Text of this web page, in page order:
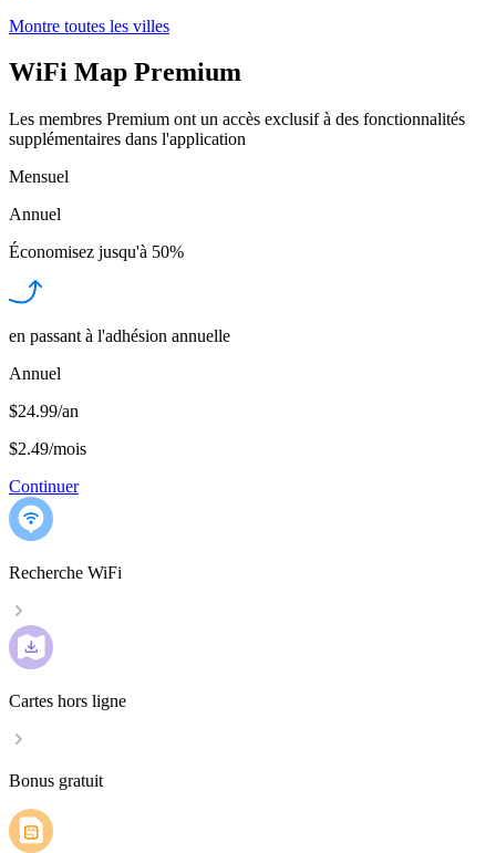
Montre toutes les villes
WiFi Map Premium
Les membres Premium ont un accès exclusif à des fonctionnalités
supplémentaires dans l'application
Mensuel
Annuel
Économisez jusqu'à 50%
en passant à l'adhésion annuelle
Annuel
$24.99/an
$2.49/mois
Continuer
Recherche WiFi
Cartes hors ligne
Bonus gratuit